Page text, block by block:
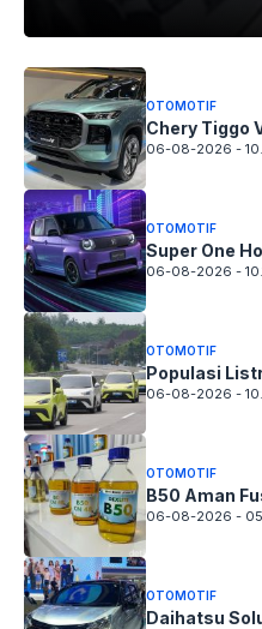
OTOMOTIF
Chery Tiggo
06-08-2026 -
OTOMOTIF
Super One
06-08-2026 -
OTOMOTIF
Populasi
06-08-2026 -
OTOMOTIF
B50 Aman
06-08-2026 -
OTOMOTIF
Daihatsu